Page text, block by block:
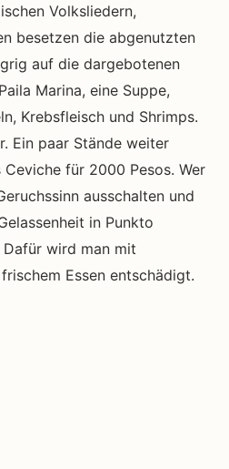
Volksliedern,
besetzen die abgenutzten
auf die dargebotenen
Marina, eine Suppe,
Krebsfleisch und Shrimps.
Ein paar Stände weiter
für 2000 Pesos. Wer
ausschalten und
in Punkto
wird man mit
Essen entschädigt.